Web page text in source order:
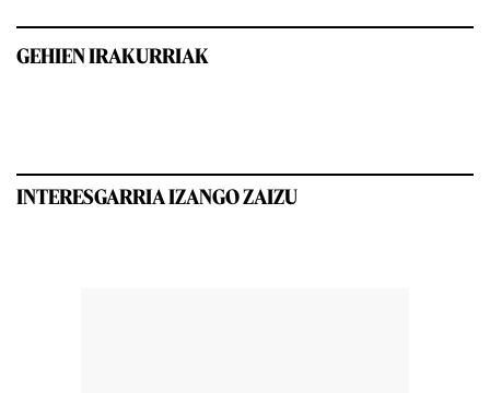
GEHIEN IRAKURRIAK
INTERESGARRIA IZANGO ZAIZU